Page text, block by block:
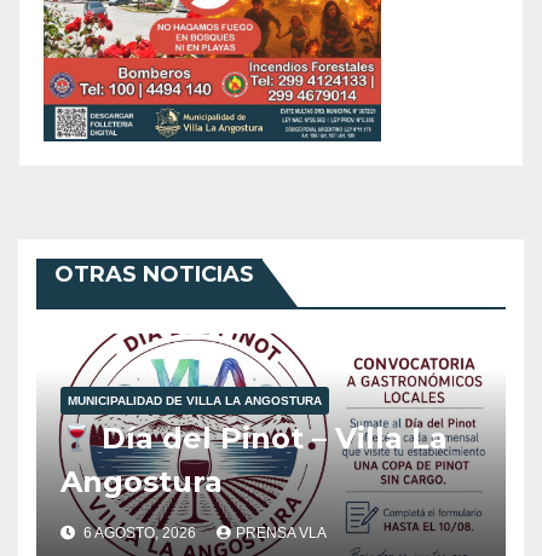
OTRAS NOTICIAS
MUNICIPALIDAD DE VILLA LA ANGOSTURA
Día del Pinot – Villa La
Angostura
6 AGOSTO, 2026 PRENSA VLA